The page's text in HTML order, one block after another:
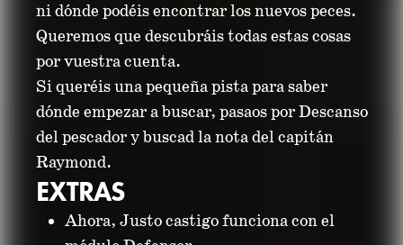
ni dónde podéis encontrar los nuevos peces.
Queremos que descubráis todas estas cosas
por vuestra cuenta.
Si queréis una pequeña pista para saber
dónde empezar a buscar, pasaos por Descanso
del pescador y buscad la nota del capitán
Raymond.
EXTRAS
Ahora, Justo castigo funciona con el